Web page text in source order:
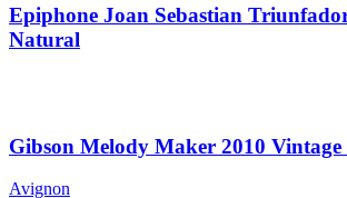
Epiphone Joan Sebastian
Natural
Gibson Melody Maker 2010
Avignon